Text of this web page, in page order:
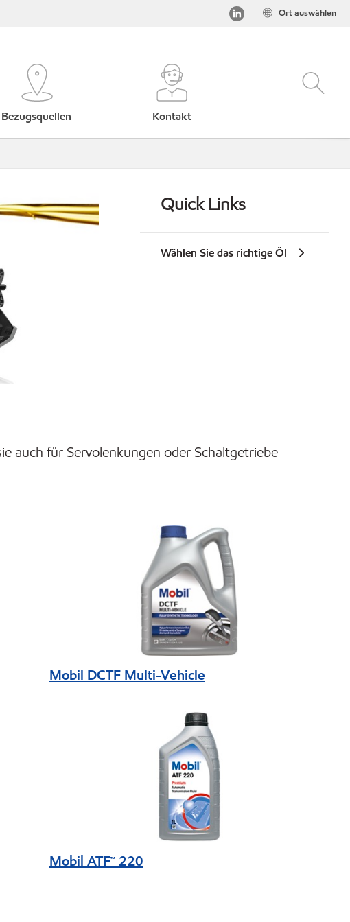
Ort auswählen
Bezugsquellen Kontakt
Quick Links
Wählen Sie das richtige Öl
auch für Servolenkungen oder Schaltgetriebe
Mobil DCTF Multi-Vehicle
Mobil ATF™ 220